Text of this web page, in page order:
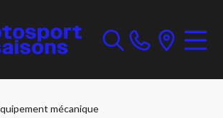
mécanique